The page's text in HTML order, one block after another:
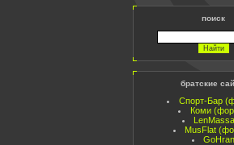
поиск
братские
Спорт-Бар
Коми
MusFlat
GoHran